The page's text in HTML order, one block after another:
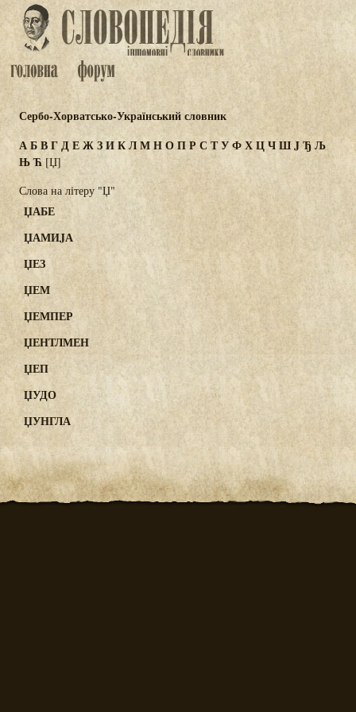
Сербо-Хорватсько-Український словник
АБВГДЕЖЗИКЛМНОПР СТУФХЦЧШJЂЉ
ЊЋ [Џ]
Слова на літеру "Џ"
ЏАБЕ
ЏАМИJА
ЏЕЗ
ЏЕМ
ЏЕМПЕР
ЏЕНТЛМЕН
ЏЕП
ЏУДО
ЏУНГЛА